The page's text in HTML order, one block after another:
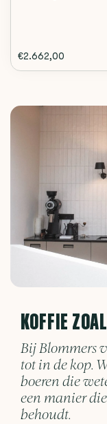
€2.662,00
KOFFIE
Bij Blommers
tot in de kop.
boeren die
een manier
behoudt.